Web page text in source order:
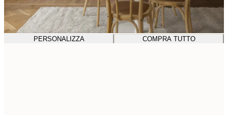
PERSONALIZZA COMPRA TUTTO